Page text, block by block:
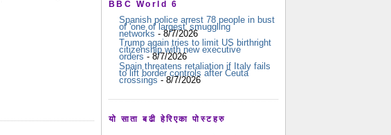
BBC World 6
Spanish police arrest 78 people in bust
of 'one of largest' smuggling
networks - 8/7/2026
Trump again tries to limit US birthright
citizenship with new executive
orders - 8/7/2026
Spain threatens retaliation if Italy fails
to lift border controls after Ceuta
crossings- 8/7/2026
यो साता बढी हेरिएका पोस्टहरु